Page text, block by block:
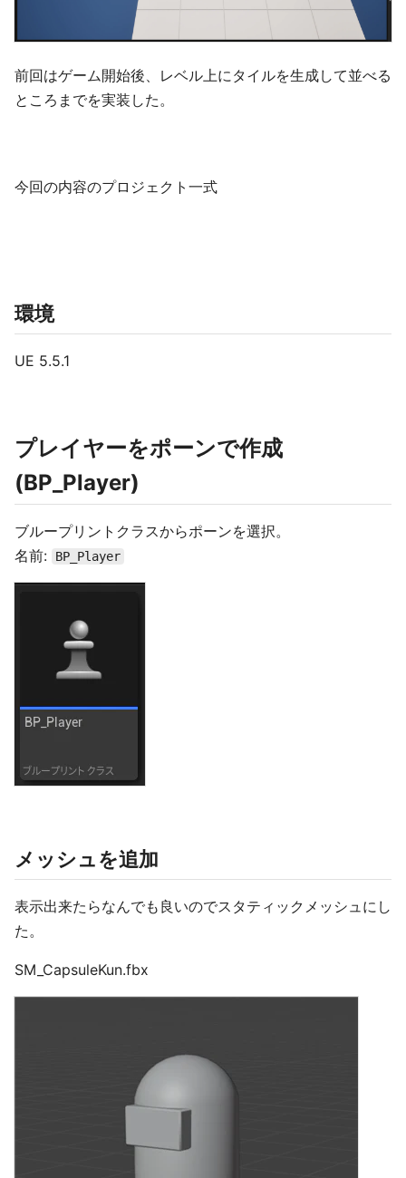
前回はゲーム開始後、レベル上にタイルを生成して並べる
ところまでを実装した。
今回の内容のプロジェクト一式
環境
UE 5.5.1
プレイヤーをポーンで作成
(BP_Player)
ブループリントクラスからポーンを選択。
名前:
BP_Player
メッシュを追加
表示出来たらなんでも良いのでスタティックメッシュにし
た。
SM_CapsuleKun.fbx